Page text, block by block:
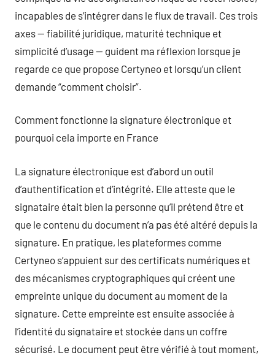
incapables de s’intégrer dans le flux de travail. Ces trois
axes — fiabilité juridique, maturité technique et
simplicité d’usage — guident ma réflexion lorsque je
regarde ce que propose Certyneo et lorsqu’un client
demande “comment choisir”.
Comment fonctionne la signature électronique et
pourquoi cela importe en France
La signature électronique est d’abord un outil
d’authentification et d’intégrité. Elle atteste que le
signataire était bien la personne qu’il prétend être et
que le contenu du document n’a pas été altéré depuis la
signature. En pratique, les plateformes comme
Certyneo s’appuient sur des certificats numériques et
des mécanismes cryptographiques qui créent une
empreinte unique du document au moment de la
signature. Cette empreinte est ensuite associée à
l’identité du signataire et stockée dans un coffre
sécurisé. Le document peut être vérifié à tout moment,